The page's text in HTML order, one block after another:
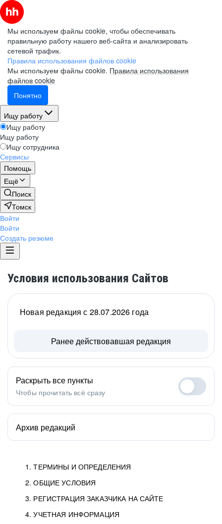
Мы используем файлы cookie, чтобы обеспечивать
правильную работу нашего веб-сайта и анализировать
сетевой трафик.
Правила использования файлов cookie
Мы используем файлы cookie. Правила использования
файлов cookie
Понятно
Ищу работу
Ищу работу
Ищу работу
Ищу сотрудника
Сервисы
Помощь
Ещё
Поиск
Томск
Войти
Войти
Создать резюме
Условия использования Сайтов
1. ТЕРМИНЫ И ОПРЕДЕЛЕНИЯ
2. ОБЩИЕ УСЛОВИЯ
3. РЕГИСТРАЦИЯ ЗАКАЗЧИКА НА САЙТЕ
4. УЧЕТНАЯ ИНФОРМАЦИЯ
Новая редакция с 28.07.2026 года
Ранее действовавшая редакция
Раскрыть все пункты
Чтобы прочитать всё сразу
Архив редакций